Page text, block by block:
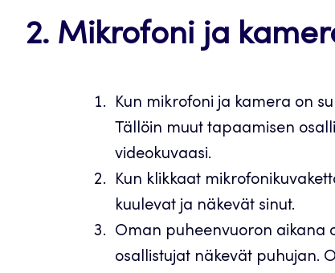
2. Mikrofoni ja
Kun mikrofoni ja kamera on
Tällöin muut tapaamisen
videokuvaasi.
Kun klikkaat
kuulevat ja näkevät sinut.
Oman puheenvuoron aikana
osallistujat näkevät puhujan.